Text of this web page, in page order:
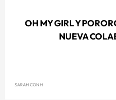
OH MY GIRL Y
NUEVA
SARAH CON H